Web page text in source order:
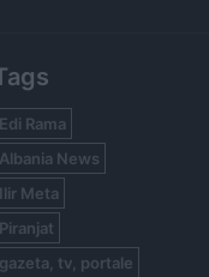
Edi Rama
Albania News
Ilir Meta
Piranjat
gazeta, tv, portale